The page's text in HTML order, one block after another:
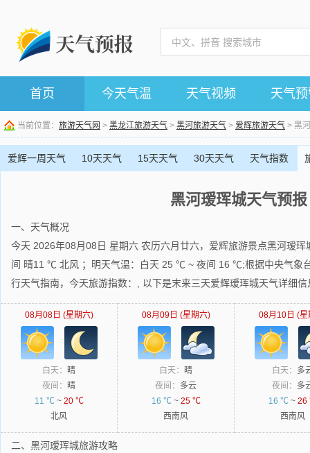
首页 今天气温 天气视频 天气
当前位置： 旅游天气网 > 黑龙江旅游天气 > 黑河旅游天气 > 爱辉旅游天气 > 黑
爱辉一周天气 10天天气 15天天气 30天天气 天气指数
黑河瑷珲城天气预报
一、天气概况
今天 2026年08月08日 星期六 农历六月廿六，爱辉旅游景点黑河瑷
间 晴11 ℃ 北风 ；明天气温：白天 25 ℃ ~ 夜间 16 ℃;根据中央气象
行天气指南，今天旅游指数：, 以下是末来三天爱辉瑷珲城天气详细信
08月08日 (星期六)
白天： 晴
夜间： 晴
11 ℃~ 20 ℃
北风
08月09日 (星期六)
白天： 晴
夜间： 多云
16 ℃~ 25 ℃
西南风
08月10日 (星
白天： 多
夜间： 多
16 ℃~
西南风
二、黑河瑷珲城旅游攻略